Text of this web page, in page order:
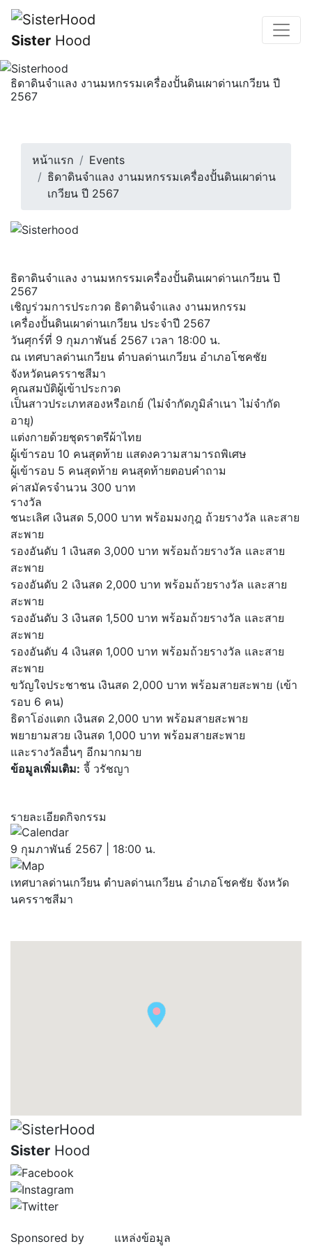
Sister Hood
ธิดาดินจำแลง งานมหกรรมเครื่องปั้นดินเผาด่านเกวียน ปี
2567
หน้าแรก
Events
ธิดาดินจำแลง งานมหกรรมเครื่องปั้นดินเผาด่าน
เกวียน ปี 2567
ธิดาดินจำแลง งานมหกรรมเครื่องปั้นดินเผาด่านเกวียน ปี
2567
เชิญร่วมการประกวด ธิดาดินจำแลง งานมหกรรม
เครื่องปั้นดินเผาด่านเกวียน ประจำปี 2567
วันศุกร์ที่ 9 กุมภาพันธ์ 2567 เวลา 18:00 น.
ณ เทศบาลด่านเกวียน ตำบลด่านเกวียน อำเภอโชคชัย
จังหวัดนครราชสีมา
คุณสมบัติผู้เข้าประกวด
เป็นสาวประเภทสองหรือเกย์ (ไม่จำกัดภูมิลำเนา ไม่จำกัด
อายุ)
แต่งกายด้วยชุดราตรีผ้าไทย
ผู้เข้ารอบ 10 คนสุดท้าย แสดงความสามารถพิเศษ
ผู้เข้ารอบ 5 คนสุดท้าย คนสุดท้ายตอบคำถาม
ค่าสมัครจำนวน 300 บาท
รางวัล
ชนะเลิศ เงินสด 5,000 บาท พร้อมมงกุฎ ถ้วยรางวัล และสาย
สะพาย
รองอันดับ 1 เงินสด 3,000 บาท พร้อมถ้วยรางวัล และสาย
สะพาย
รองอันดับ 2 เงินสด 2,000 บาท พร้อมถ้วยรางวัล และสาย
สะพาย
รองอันดับ 3 เงินสด 1,500 บาท พร้อมถ้วยรางวัล และสาย
สะพาย
รองอันดับ 4 เงินสด 1,000 บาท พร้อมถ้วยรางวัล และสาย
สะพาย
ขวัญใจประชาชน เงินสด 2,000 บาท พร้อมสายสะพาย (เข้า
รอบ 6 คน)
ธิดาโอ่งแตก เงินสด 2,000 บาท พร้อมสายสะพาย
พยายามสวย เงินสด 1,000 บาท พร้อมสายสะพาย
และรางวัลอื่นๆ อีกมากมาย
ข้อมูลเพิ่มเติม: จี้ วรัชญา
รายละเอียดกิจกรรม
9 กุมภาพันธ์ 2567 | 18:00 น.
เทศบาลด่านเกวียน ตำบลด่านเกวียน อำเภอโชคชัย จังหวัด
นครราชสีมา
Sister Hood
Sponsored by แหล่งข้อมูล